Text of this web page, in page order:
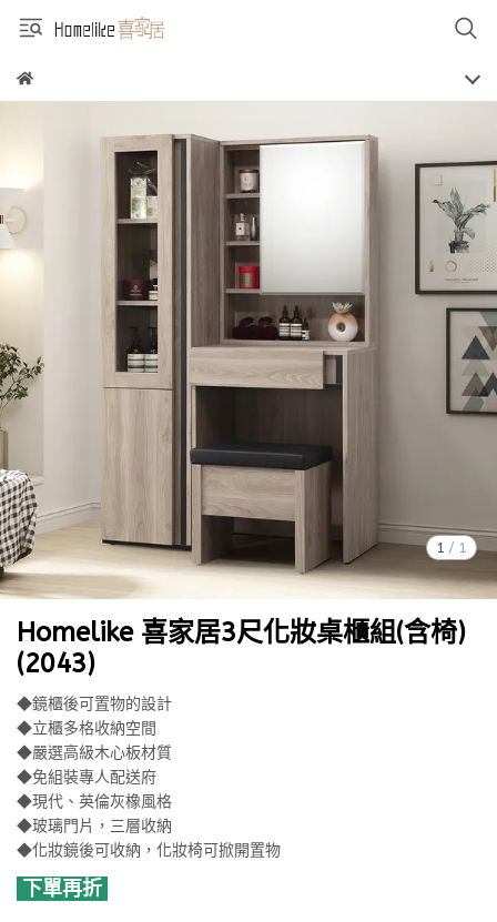
1 / 1
Homelike 喜家居3尺化妝桌櫃組(含椅)
(2043)
◆鏡櫃後可置物的設計
◆立櫃多格收納空間
◆嚴選高級木心板材質
◆免組裝專人配送府
◆現代、英倫灰橡風格
◆玻璃門片，三層收納
◆化妝鏡後可收納，化妝椅可掀開置物
下單再折